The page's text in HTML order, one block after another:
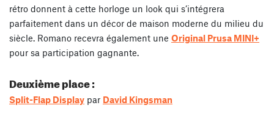
rétro donnent à cette horloge un look qui s’intégrera
parfaitement dans un décor de maison moderne du milieu du
siècle. Romano recevra également une Original Prusa MINI+
pour sa participation gagnante.
Deuxième place :
Split-Flap Display par David Kingsman